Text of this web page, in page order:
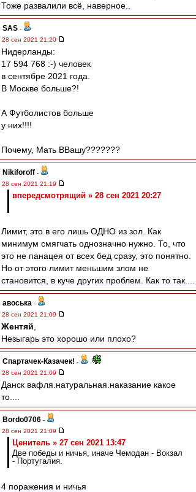
Тоже развалили всё, наверное..
SAS -
28 сен 2021 21:20
Нидерланды:
17 594 768 :-) человек
в сентябре 2021 года.
В Москве больше?!
А Футболистов больше
у них!!!!
Почему, Мать ВВашу???????
Nikiforoff -
28 сен 2021 21:19
впередсмотрящий » 28 сен 2021 20:27
Лимит, это в его лишь ОДНО из зол. Как
минимум смягчать однозначно нужно. То, что
это не панацея от всех бед сразу, это понятно.
Но от этого лимит меньшим злом не
становится, в куче других проблем. Как то так....
авоська -
28 сен 2021 21:09
Жентяй
Незыгарь это хорошо или плохо?
Спартачек-Казачек! -
28 сен 2021 21:09
Данск вафля.натуральная.наказание какое
то....
Bordo0706 -
28 сен 2021 21:09
Ценитель » 27 сен 2021 13:47
Две победы и ничья, иначе Чемодан - Вокзал
- Португалия.
4 поражения и ничья